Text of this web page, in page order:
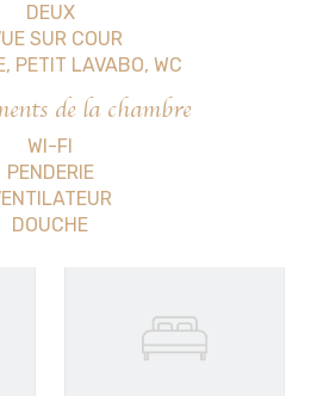
DEUX
SUR COUR
PETIT LAVABO, WC
de la chambre
WI-FI
PENDERIE
DOUCHE